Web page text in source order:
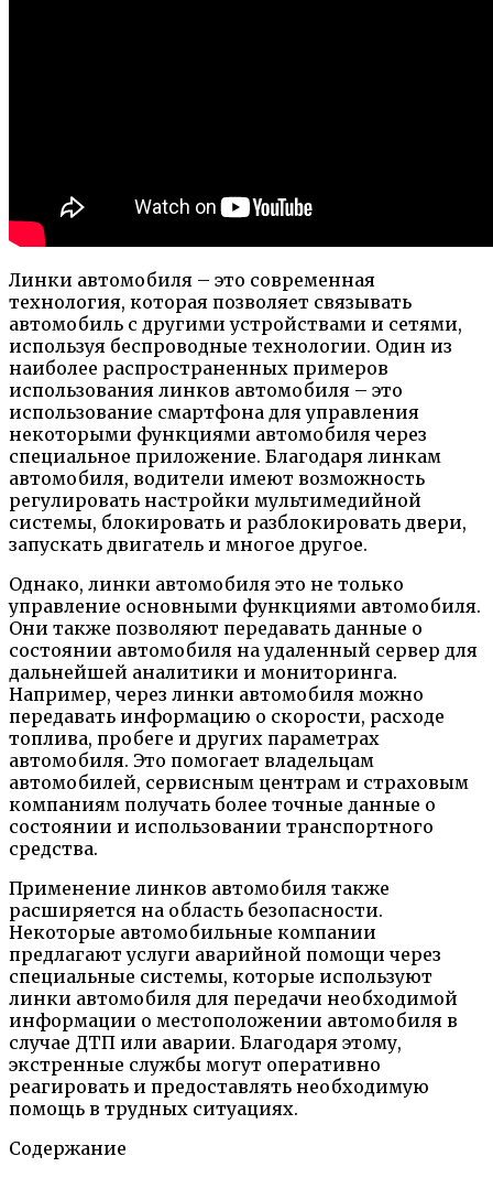
Линки автомобиля – это современная
технология, которая позволяет связывать
автомобиль с другими устройствами и сетями,
используя беспроводные технологии. Один из
наиболее распространенных примеров
использования линков автомобиля – это
использование смартфона для управления
некоторыми функциями автомобиля через
специальное приложение. Благодаря линкам
автомобиля, водители имеют возможность
регулировать настройки мультимедийной
системы, блокировать и разблокировать двери,
запускать двигатель и многое другое.
Однако, линки автомобиля это не только
управление основными функциями автомобиля.
Они также позволяют передавать данные о
состоянии автомобиля на удаленный сервер для
дальнейшей аналитики и мониторинга.
Например, через линки автомобиля можно
передавать информацию о скорости, расходе
топлива, пробеге и других параметрах
автомобиля. Это помогает владельцам
автомобилей, сервисным центрам и страховым
компаниям получать более точные данные о
состоянии и использовании транспортного
средства.
Применение линков автомобиля также
расширяется на область безопасности.
Некоторые автомобильные компании
предлагают услуги аварийной помощи через
специальные системы, которые используют
линки автомобиля для передачи необходимой
информации о местоположении автомобиля в
случае ДТП или аварии. Благодаря этому,
экстренные службы могут оперативно
реагировать и предоставлять необходимую
помощь в трудных ситуациях.
Содержание